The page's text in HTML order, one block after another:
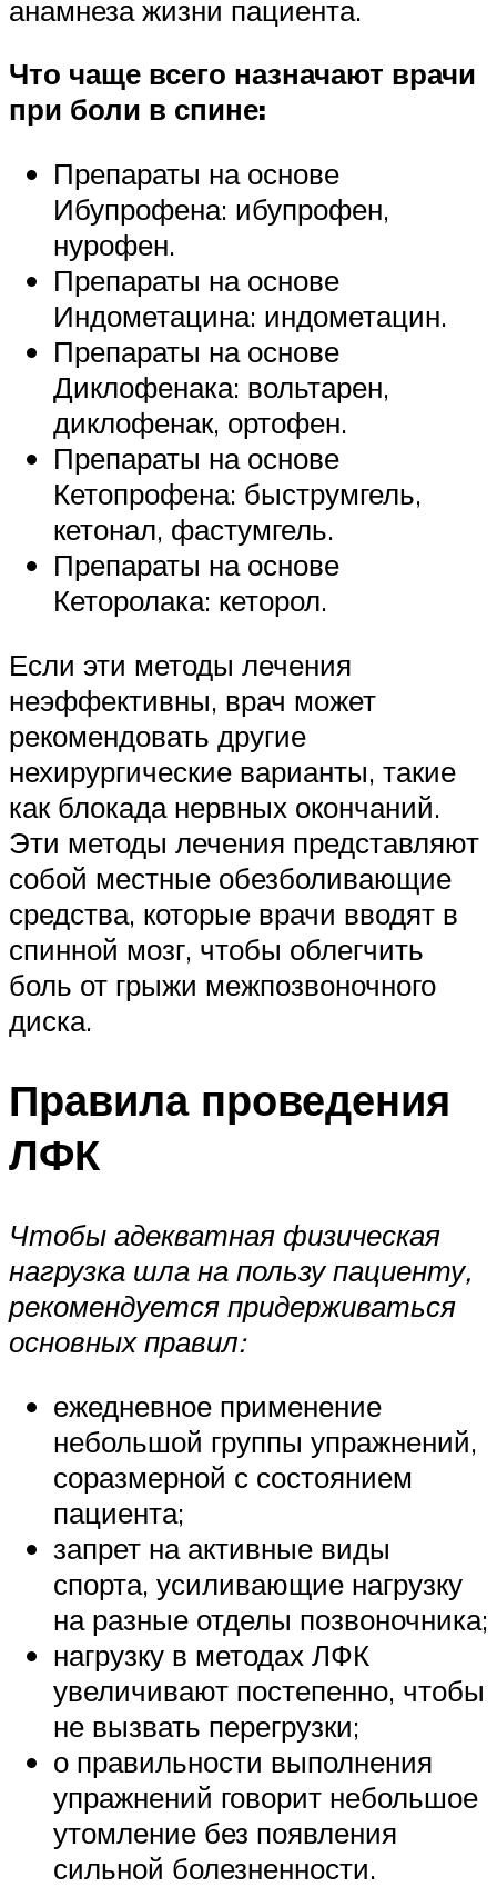
анамнеза жизни пациента.
Что чаще всего назначают врачи
при боли в спине:
Препараты на основе
Ибупрофена: ибупрофен,
нурофен.
Препараты на основе
Индометацина: индометацин.
Препараты на основе
Диклофенака: вольтарен,
диклофенак, ортофен.
Препараты на основе
Кетопрофена: быструмгель,
кетонал, фастумгель.
Препараты на основе
Кеторолака: кеторол.
Если эти методы лечения
неэффективны, врач может
рекомендовать другие
нехирургические варианты, такие
как блокада нервных окончаний.
Эти методы лечения представляют
собой местные обезболивающие
средства, которые врачи вводят в
спинной мозг, чтобы облегчить
боль от грыжи межпозвоночного
диска.
Правила проведения
ЛФК
Чтобы адекватная физическая
нагрузка шла на пользу пациенту,
рекомендуется придерживаться
основных правил:
ежедневное применение
небольшой группы упражнений,
соразмерной с состоянием
пациента;
запрет на активные виды
спорта, усиливающие нагрузку
на разные отделы позвоночника;
нагрузку в методах ЛФК
увеличивают постепенно, чтобы
не вызвать перегрузки;
о правильности выполнения
упражнений говорит небольшое
утомление без появления
сильной болезненности.